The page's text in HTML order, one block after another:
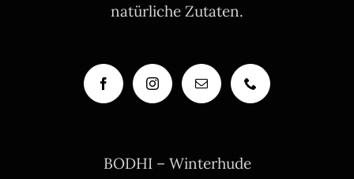
natürliche Zutaten.
BODHI – Winterhude